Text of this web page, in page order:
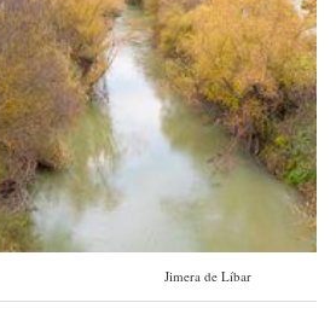
Jimera de Líbar